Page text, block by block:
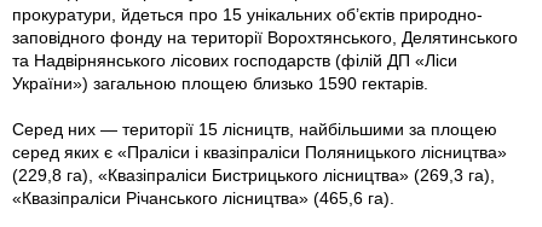
прокуратури, йдеться про 15 унікальних об’єктів природно-
заповідного фонду на території Ворохтянського, Делятинського
та Надвірнянського лісових господарств (філій ДП «Ліси
України») загальною площею близько 1590 гектарів.
Серед них — території 15 лісництв, найбільшими за площею
серед яких є «Праліси і квазіпраліси Поляницького лісництва»
(229,8 га), «Квазіпраліси Бистрицького лісництва» (269,3 га),
«Квазіпраліси Річанського лісництва» (465,6 га).